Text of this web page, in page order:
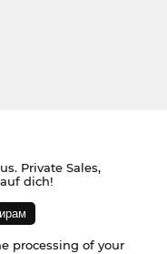
Private Sales,
dich!
processing of your